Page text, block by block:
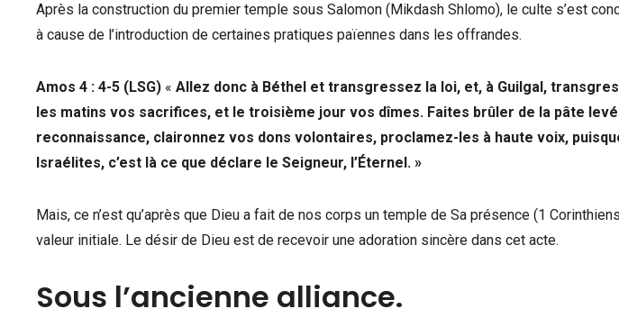
Après la construction du premier temple sous Salomon (Mikdash Shlomo), le culte s’est
à cause de l’introduction de certaines pratiques païennes dans les offrandes.
Amos 4 : 4-5 (LSG) « Allez donc à Béthel et transgressez la loi, et, à Guilgal,
les matins vos sacrifices, et le troisième jour vos dîmes. Faites brûler de la pâte
reconnaissance, claironnez vos dons volontaires, proclamez-les à haute voix,
Israélites, c’est là ce que déclare le Seigneur, l’Éternel. »
Mais, ce n’est qu’après que Dieu a fait de nos corps un temple de Sa présence (1
valeur initiale. Le désir de Dieu est de recevoir une adoration sincère dans cet acte.
Sous l’ancienne alliance.